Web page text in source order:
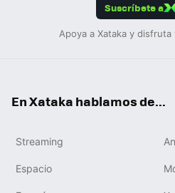
Suscríbete a
Apoya a Xataka y
En Xataka hablamos de...
Streaming
Espacio